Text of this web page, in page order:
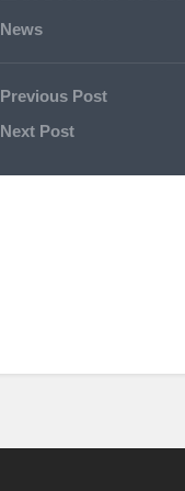
News
Previous Post
Next Post